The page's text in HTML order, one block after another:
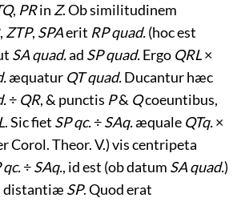
, PRin Z. Ob similitudinem
, ZTP, SPAerit RP quad.(hoc est
SA quad.ad SP quad.Ergo QRL×
æquatur QT quad.Ducantur hæc
÷ QR, & punctis P& Qcoeuntibus,
. Sic fiet SP qc.÷SAq.æquale QTq.×
Corol. Theor. V.) vis centripeta
qc.÷SAq., id est (ob datum SA quad.)
distantiæ SP. Quod erat